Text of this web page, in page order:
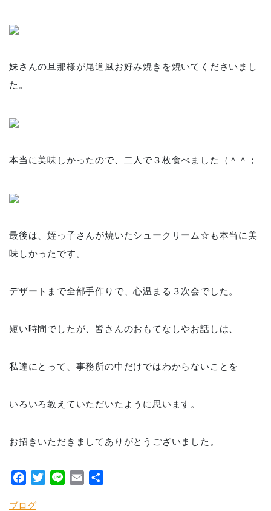
妹さんの旦那様が尾道風お好み焼きを焼いてくださいまし
た。
本当に美味しかったので、二人で３枚食べました（＾＾；
最後は、姪っ子さんが焼いたシュークリーム☆も本当に美
味しかったです。
デザートまで全部手作りで、心温まる３次会でした。
短い時間でしたが、皆さんのおもてなしやお話しは、
私達にとって、事務所の中だけではわからないことを
いろいろ教えていただいたように思います。
お招きいただきましてありがとうございました。
Facebook
TwitterLine Email
ブログ